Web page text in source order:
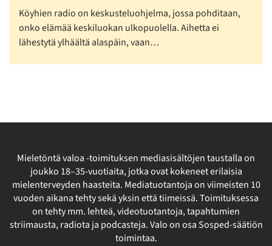
Köyhien radio on keskusteluohjelma, jossa pohditaan,
onko elämää keskiluokan ulkopuolella. Aihetta ei
lähestytä ylhäältä alaspäin, vaan…
Mieletöntä valoa -toimituksen mediasisältöjen taustalla on
joukko 18–35-vuotiaita, jotka ovat kokeneet erilaisia
mielenterveyden haasteita. Mediatuotantoja on viimeisten 10
vuoden aikana tehty sekä yksin että tiimeissä. Toimituksessa
on tehty mm. lehteä, videotuotantoja, tapahtumien
striimausta, radiota ja podcasteja. Valo on osa Sosped-säätiön
toimintaa.